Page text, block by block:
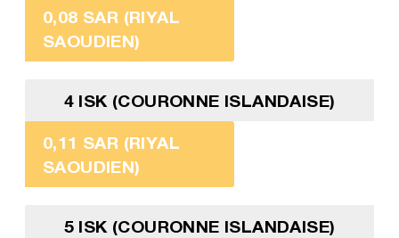
0,08 SAR (RIYAL
SAOUDIEN)
4 ISK (COURONNE ISLANDAISE)
0,11 SAR (RIYAL
SAOUDIEN)
5 ISK (COURONNE ISLANDAISE)